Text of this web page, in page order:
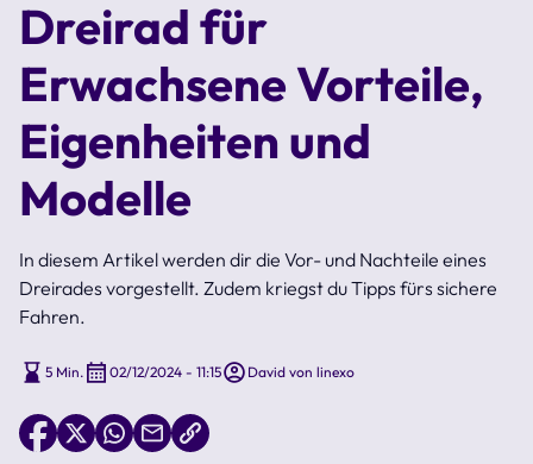
Dreirad für
Erwachsene Vorteile,
Eigenheiten und
Modelle
In diesem Artikel werden dir die Vor- und Nachteile eines
Dreirades vorgestellt. Zudem kriegst du Tipps fürs sichere
Fahren.
5 Min. 02/12/2024 - 11:15 David von linexo